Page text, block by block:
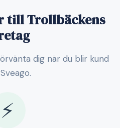
till Trollbäckens
dig när du blir kund
⚡